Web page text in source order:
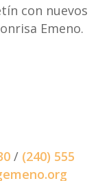
con nuevos
Emeno.
/ (240) 555